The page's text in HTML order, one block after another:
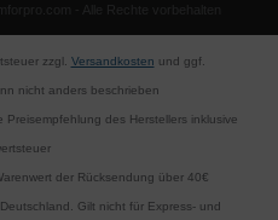
- Alle Rechte vorbehalten
zzgl. Versandkosten und ggf.
nicht anders beschrieben
des Herstellers inklusive
der Rücksendung über 40€
Gilt nicht für Express- und